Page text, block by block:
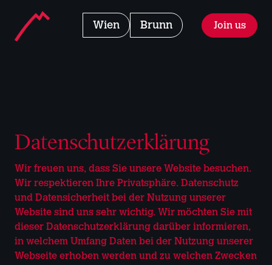
Landmarks NavigationHome - Manhattan Fitness
Club
Wien Club
Brunn Join us
Datenschutzerklärung
Wir freuen uns, dass Sie unsere Website besuchen.
Wir respektieren Ihre Privatsphäre. Datenschutz
und Datensicherheit bei der Nutzung unserer
Website sind uns sehr wichtig. Wir möchten Sie mit
dieser Datenschutzerklärung darüber informieren,
in welchem Umfang Daten bei der Nutzung unserer
Webseite erhoben werden und zu welchen Zwecken